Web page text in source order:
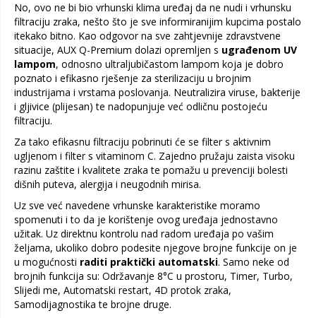
No, ovo ne bi bio vrhunski klima uređaj da ne nudi i vrhunsku
filtraciju zraka, nešto što je sve informiranijim kupcima postalo
itekako bitno. Kao odgovor na sve zahtjevnije zdravstvene
situacije, AUX Q-Premium dolazi opremljen s ugrađenom UV
lampom, odnosno ultraljubičastom lampom koja je dobro
poznato i efikasno rješenje za sterilizaciju u brojnim
industrijama i vrstama poslovanja. Neutralizira viruse, bakterije
i gljivice (plijesan) te nadopunjuje već odličnu postojeću
filtraciju.
Za tako efikasnu filtraciju pobrinuti će se filter s aktivnim
ugljenom i filter s vitaminom C. Zajedno pružaju zaista visoku
razinu zaštite i kvalitete zraka te pomažu u prevenciji bolesti
dišnih puteva, alergija i neugodnih mirisa.
Uz sve već navedene vrhunske karakteristike moramo
spomenuti i to da je korištenje ovog uređaja jednostavno
užitak. Uz direktnu kontrolu nad radom uređaja po vašim
željama, ukoliko dobro podesite njegove brojne funkcije on je
u mogućnosti raditi praktički automatski. Samo neke od
brojnih funkcija su: Održavanje 8°C u prostoru, Timer, Turbo,
Slijedi me, Automatski restart, 4D protok zraka,
Samodijagnostika te brojne druge.